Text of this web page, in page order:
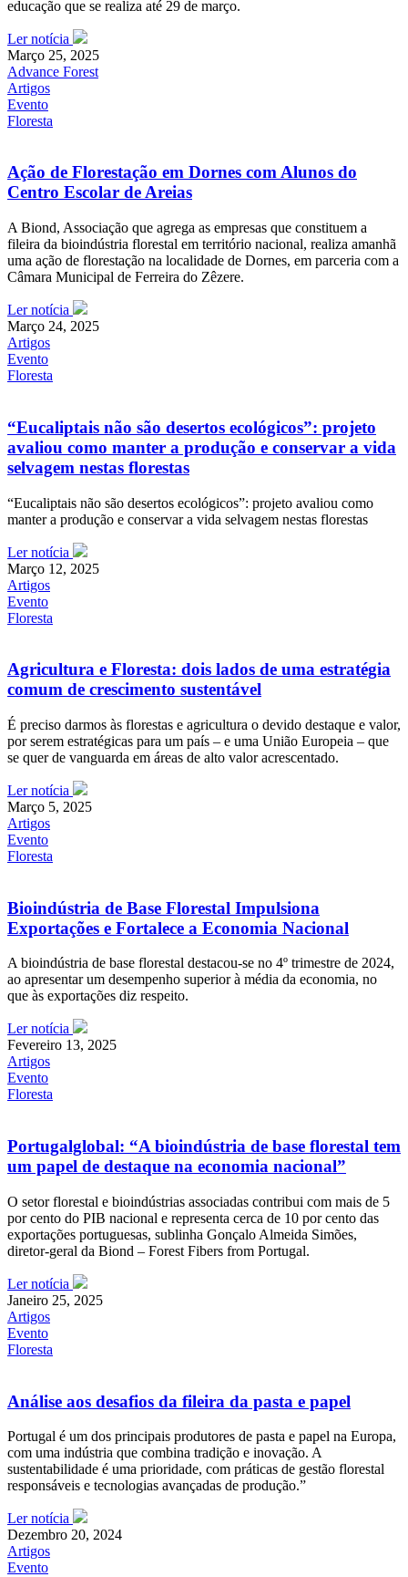
educação que se realiza até 29 de março.
Ler notícia
Março 25, 2025
Advance Forest
Artigos
Evento
Floresta
Ação de Florestação em Dornes com Alunos do
Centro Escolar de Areias
A Biond, Associação que agrega as empresas que constituem a
fileira da bioindústria florestal em território nacional, realiza amanhã
uma ação de florestação na localidade de Dornes, em parceria com a
Câmara Municipal de Ferreira do Zêzere.
Ler notícia
Março 24, 2025
Artigos
Evento
Floresta
“Eucaliptais não são desertos ecológicos”: projeto
avaliou como manter a produção e conservar a vida
selvagem nestas florestas
“Eucaliptais não são desertos ecológicos”: projeto avaliou como
manter a produção e conservar a vida selvagem nestas florestas
Ler notícia
Março 12, 2025
Artigos
Evento
Floresta
Agricultura e Floresta: dois lados de uma estratégia
comum de crescimento sustentável
É preciso darmos às florestas e agricultura o devido destaque e valor,
por serem estratégicas para um país – e uma União Europeia – que
se quer de vanguarda em áreas de alto valor acrescentado.
Ler notícia
Março 5, 2025
Artigos
Evento
Floresta
Bioindústria de Base Florestal Impulsiona
Exportações e Fortalece a Economia Nacional
A bioindústria de base florestal destacou-se no 4º trimestre de 2024,
ao apresentar um desempenho superior à média da economia, no
que às exportações diz respeito.
Ler notícia
Fevereiro 13, 2025
Artigos
Evento
Floresta
Portugalglobal: “A bioindústria de base florestal tem
um papel de destaque na economia nacional”
O setor florestal e bioindústrias associadas contribui com mais de 5
por cento do PIB nacional e representa cerca de 10 por cento das
exportações portuguesas, sublinha Gonçalo Almeida Simões,
diretor-geral da Biond – Forest Fibers from Portugal.
Ler notícia
Janeiro 25, 2025
Artigos
Evento
Floresta
Análise aos desafios da fileira da pasta e papel
Portugal é um dos principais produtores de pasta e papel na Europa,
com uma indústria que combina tradição e inovação. A
sustentabilidade é uma prioridade, com práticas de gestão florestal
responsáveis e tecnologias avançadas de produção.”
Ler notícia
Dezembro 20, 2024
Artigos
Evento